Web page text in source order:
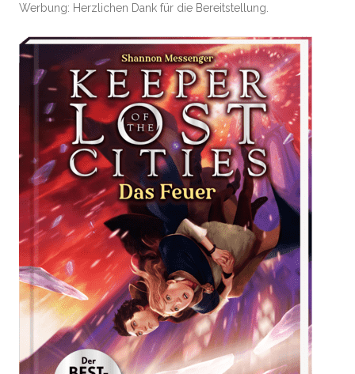
Werbung: Herzlichen Dank für die Bereitstellung.